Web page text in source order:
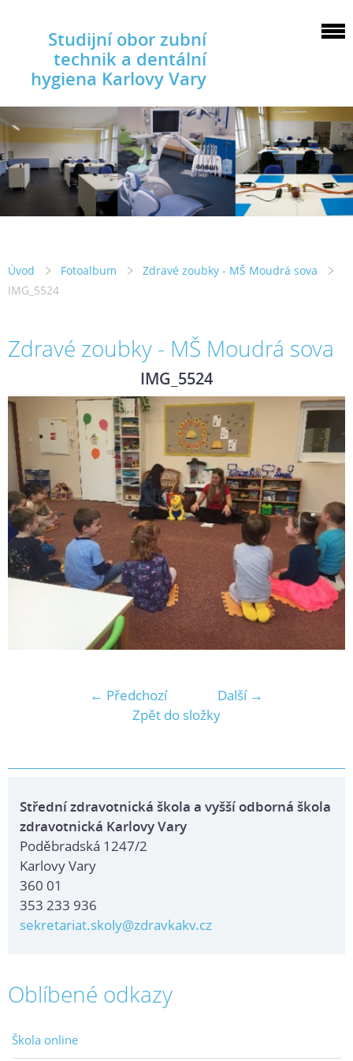
Studijní obor zubní
technik a dentální
hygiena Karlovy Vary
Úvod Fotoalbum
Zdravé zoubky - MŠ Moudrá sova
IMG_5524
Zdravé zoubky - MŠ Moudrá sova
IMG_5524
← Předchozí
Další →
Zpět do složky
Střední zdravotnická škola a vyšší odborná škola
zdravotnická Karlovy Vary
Poděbradská 1247/2
Karlovy Vary
360 01
353 233 936
sekretariat.skoly@zdravkakv.cz
Oblíbené odkazy
Škola online